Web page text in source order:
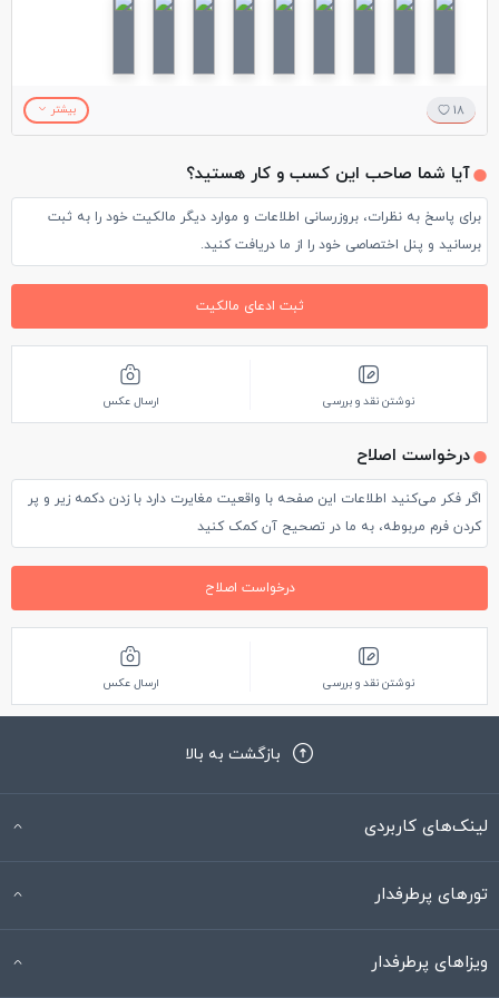
18 بیشتر
آیا شما صاحب این کسب و کار هستید؟
برای پاسخ به نظرات، بروزرسانی اطلاعات و موارد دیگر مالکیت خود را به ثبت
برسانید و پنل اختصاصی خود را از ما دریافت کنید.
ثبت ادعای مالکیت
نوشتن نقد و بررسی ارسال عکس
درخواست اصلاح
اگر فکر می‌کنید اطلاعات این صفحه با واقعیت مغایرت دارد با زدن دکمه زیر و پر
کردن فرم مربوطه، به ما در تصحیح آن کمک کنید
درخواست اصلاح
نوشتن نقد و بررسی ارسال عکس
بازگشت به بالا
لینک‌های کاربردی
تورهای پرطرفدار
ویزاهای پرطرفدار